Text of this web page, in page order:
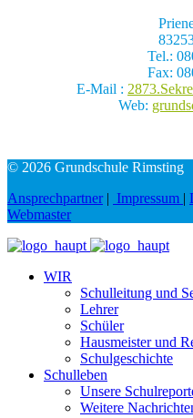
Tel.:
Fax:
E-Mail :
Web:
© 2026 Grundschule Rimsting
Ansprechpartner| Impressum |
Webmaster
WIR
Schulleitung und
Lehrer
Schüler
Hausmeister und
Schulgeschichte
Schulleben
Unsere
Weitere